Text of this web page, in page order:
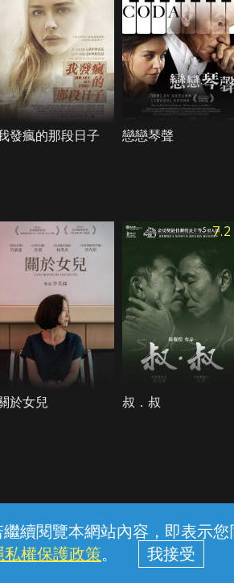
續閱覽本網站內容，即表示
私權保護政策。
發瘋的那段日子 戀戀琴聲
於女兒
7.2
叔．叔
務條款 隱私權保護
(統一編號：96979949) © 2026